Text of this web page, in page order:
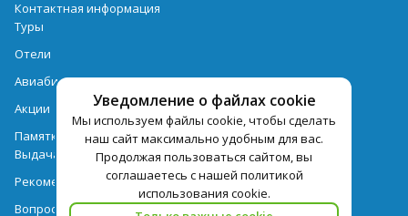
Уведомление о файлах cookie
Мы используем файлы cookie, чтобы сделать
наш сайт максимально удобным для вас.
Продолжая пользоваться сайтом, вы
соглашаетесь с нашей политикой
использования cookie.
Контактная информация
Туры
Отели
Авиабилеты
Акции
Памятка для туристов
Выдача документов
Рекомендации
Вопрос-ответ